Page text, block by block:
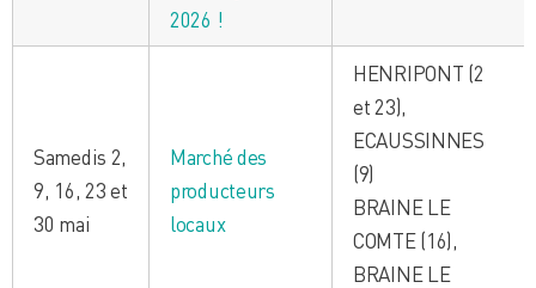
2026 !
Samedis 2,
9, 16, 23 et
30 mai
Marché des
producteurs
locaux
HENRIPONT (2
et 23),
ECAUSSINNES
(9)
BRAINE LE
COMTE (16),
BRAINE LE